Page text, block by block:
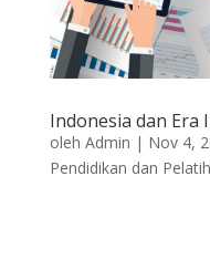
Indonesia dan Era
oleh Admin | Nov 4,
Pendidikan dan